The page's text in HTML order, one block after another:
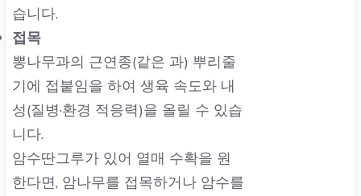
습니다.
접목
뽕나무과의 근연종(같은 과) 뿌리줄
기에 접붙임을 하여 생육 속도와 내
성(질병·환경 적응력)을 올릴 수 있습
니다.
암수딴그루가 있어 열매 수확을 원
한다면, 암나무를 접목하거나 암수를